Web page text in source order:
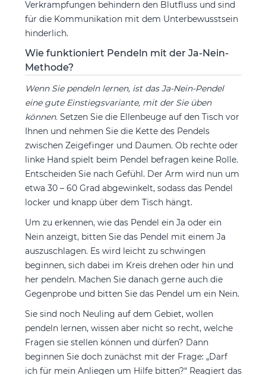
Verkrampfungen behindern den Blutfluss und sind
für die Kommunikation mit dem Unterbewusstsein
hinderlich.
Wie funktioniert Pendeln mit der Ja-Nein-
Methode?
Wenn Sie pendeln lernen, ist das Ja-Nein-Pendel
eine gute Einstiegsvariante, mit der Sie üben
können. Setzen Sie die Ellenbeuge auf den Tisch vor
Ihnen und nehmen Sie die Kette des Pendels
zwischen Zeigefinger und Daumen. Ob rechte oder
linke Hand spielt beim Pendel befragen keine Rolle.
Entscheiden Sie nach Gefühl. Der Arm wird nun um
etwa 30 – 60 Grad abgewinkelt, sodass das Pendel
locker und knapp über dem Tisch hängt.
Um zu erkennen, wie das Pendel ein Ja oder ein
Nein anzeigt, bitten Sie das Pendel mit einem Ja
auszuschlagen. Es wird leicht zu schwingen
beginnen, sich dabei im Kreis drehen oder hin und
her pendeln. Machen Sie danach gerne auch die
Gegenprobe und bitten Sie das Pendel um ein Nein.
Sie sind noch Neuling auf dem Gebiet, wollen
pendeln lernen, wissen aber nicht so recht, welche
Fragen sie stellen können und dürfen? Dann
beginnen Sie doch zunächst mit der Frage: „Darf
ich für mein Anliegen um Hilfe bitten?“ Reagiert das